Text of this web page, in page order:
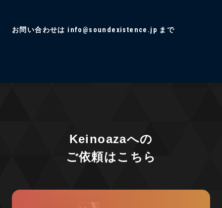
お問い合わせは info@soundexistence.jp まで
Keinoazaへの
ご依頼はこちら